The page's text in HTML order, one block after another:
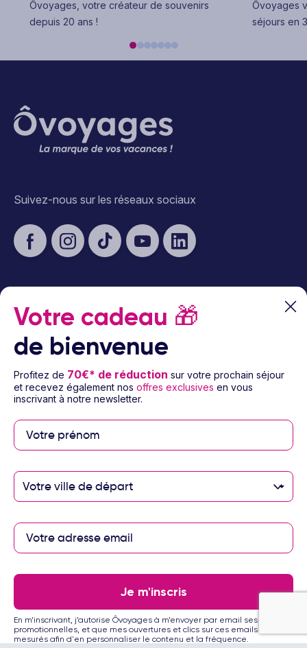
Ôvoyages, votre créateur de souvenirs
depuis 20 ans !
Ôvoyages
séjours en
Suivez-nous sur les réseaux sociaux
À propos d’Ôvoyages
Besoin d’aide
© 2026 Ôvoyages
Paiement sécurisé
Votre cadeau 🎁
de bienvenue
Profitez de 70€* de réduction sur votre prochain séjour
et recevez également nos offres exclusives en vous
inscrivant à notre newsletter.
Votre ville de départ
Je m'inscris
En m’inscrivant, j’autorise Ôvoyages à m’envoyer par email ses offres
promotionnelles, et que mes ouvertures et clics sur ces emails soient
mesurés afin d'en personnaliser le contenu et la fréquence.